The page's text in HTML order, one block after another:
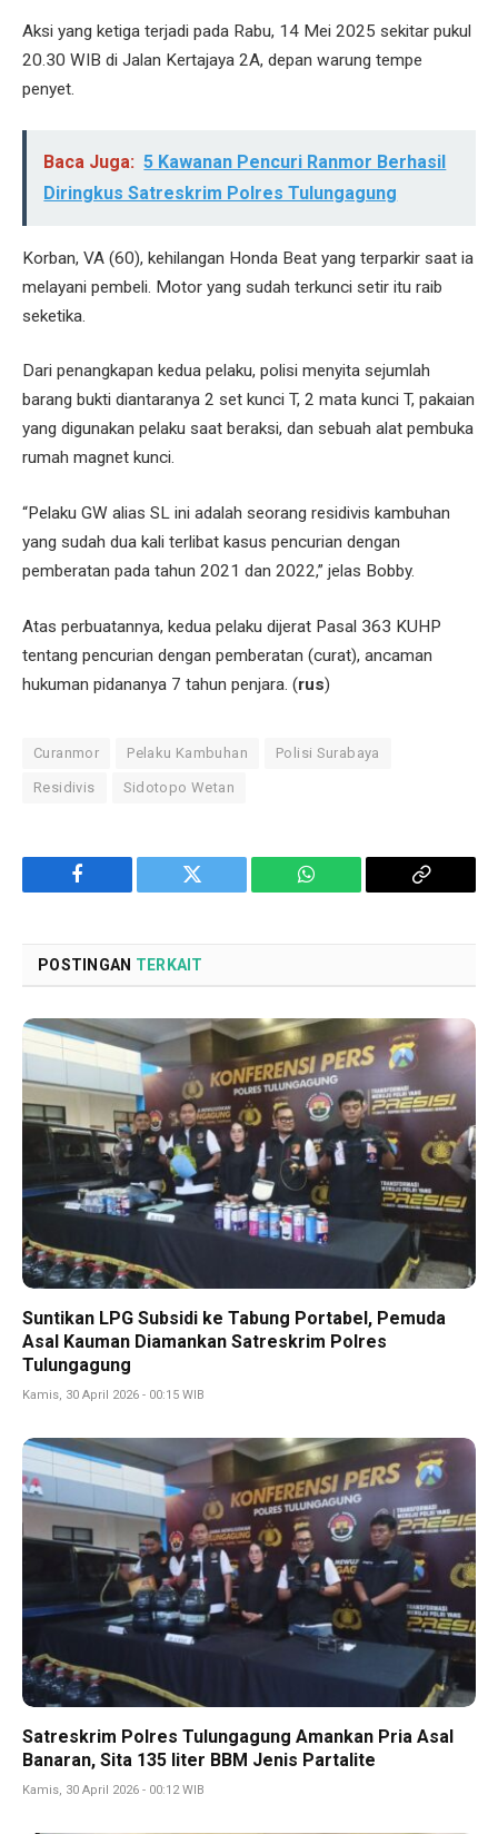
Aksi yang ketiga terjadi pada Rabu, 14 Mei 2025 sekitar pukul
20.30 WIB di Jalan Kertajaya 2A, depan warung tempe
penyet.
Baca Juga: 5 Kawanan Pencuri Ranmor Berhasil
Diringkus Satreskrim Polres Tulungagung
Korban, VA (60), kehilangan Honda Beat yang terparkir saat ia
melayani pembeli. Motor yang sudah terkunci setir itu raib
seketika.
Dari penangkapan kedua pelaku, polisi menyita sejumlah
barang bukti diantaranya 2 set kunci T, 2 mata kunci T, pakaian
yang digunakan pelaku saat beraksi, dan sebuah alat pembuka
rumah magnet kunci.
“Pelaku GW alias SL ini adalah seorang residivis kambuhan
yang sudah dua kali terlibat kasus pencurian dengan
pemberatan pada tahun 2021 dan 2022,” jelas Bobby.
Atas perbuatannya, kedua pelaku dijerat Pasal 363 KUHP
tentang pencurian dengan pemberatan (curat), ancaman
hukuman pidananya 7 tahun penjara. (rus)
Curanmor Pelaku Kambuhan Polisi Surabaya
Residivis Sidotopo Wetan
Facebook Twitter WhatsApp
Copy
POSTINGAN TERKAIT
Suntikan LPG Subsidi ke Tabung Portabel, Pemuda
Asal Kauman Diamankan Satreskrim Polres
Tulungagung
Kamis, 30 April 2026 - 00:15 WIB
Satreskrim Polres Tulungagung Amankan Pria Asal
Banaran, Sita 135 liter BBM Jenis Partalite
Kamis, 30 April 2026 - 00:12 WIB